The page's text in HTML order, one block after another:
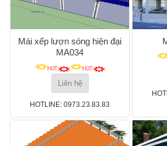
Mái xếp lượn sóng hiện đại
MA034
Liên hệ
HOTLINE: 0973.23.83.83